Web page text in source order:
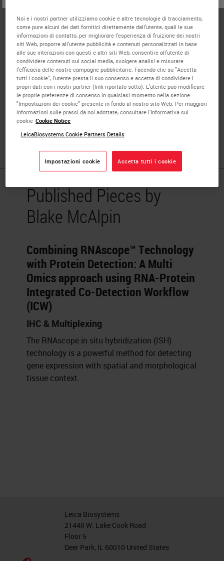
Boston area for ACD. He received his Ph.D. in
Neuroscience from MD Anderson UTHealth Graduate
School of Biomedical Sciences in 2021 where he studied
neurotoxic side effects of chemotherapy treatment with a
focus on microglia-mediated mechanisms underlying
cognitive dysfunction. His master’s degree from Université
Denis Diderot (Paris VII) focused on endocrine disruption
by BPA with regard to the endogenous circadian clock. He
received his bachelor's degree in Neuroscience from the
University of Michigan.
Published Pieces by
Blake McAlpin
Combining RNAscope™ Technology
with Protein Detection: A Multi
Omics approach using RNA-Protein
Integrated Co-Detection Workflow
(ICW)
IHC & Multiplexing
The RNAscope in situ hybridization (ISH)
technology is a powerful method for detecting
gene expression with spatial and morphological
tissue context.
Leica Biosystems
21440 W. Lake Cook Road
Floor 5
Deer Park, IL 60010 United States
Noi e i nostri partner utilizziamo cookie e altre tecnologie di tracciamento,
come pure alcuni dei dati fornitici direttamente dall'utente, quali le sue
informazioni di contatto, per migliorare l'esperienza di fruizione dei nostri
siti Web, proporre all'utente pubblicità e contenuti personalizzati in base
alle sue interazioni con questi e altri siti Web, consentire all'utente di
condividere contenuti sui social media, svolgere analisi e misurare
l'efficacia delle nostre campagne pubblicitarie. Facendo clic su "Accetta
tutti i cookie", l'utente presta il suo consenso e accetta di condividere i
propri dati con i nostri partner (link riportato sotto). L'utente può modificare
le proprie preferenze di consenso in qualsiasi momento nella sezione
"Impostazioni dei cookie" presente in fondo al nostro sito Web. Per maggiori
informazioni sulle prassi da noi adottate, consultare l'Informativa sui
cookie Cookie Notice
LeicaBiosystems Cookie Partners Details
Impostazioni cookie Accetta tutti i cookie